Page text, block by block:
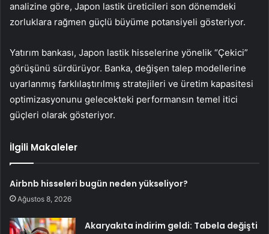
analizine göre, Japon lastik üreticileri son dönemdeki
zorluklara rağmen güçlü büyüme potansiyeli gösteriyor.
Yatırım bankası, Japon lastik hisselerine yönelik “Çekici”
görüşünü sürdürüyor. Banka, değişen talep modellerine
uyarlanmış farklılaştırılmış stratejileri ve üretim kapasitesi
optimizasyonunu gelecekteki performansın temel itici
güçleri olarak gösteriyor.
İlgili Makaleler
Airbnb hisseleri bugün neden yükseliyor?
Ağustos 8, 2026
Akaryakıta indirim geldi: Tabela değişti